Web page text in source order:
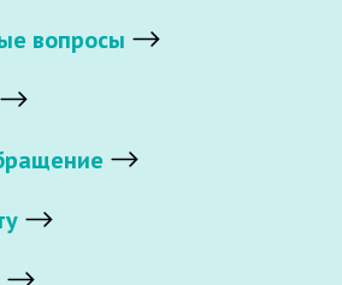
вопросы